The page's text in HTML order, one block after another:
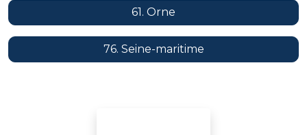
61. Orne
76. Seine-maritime